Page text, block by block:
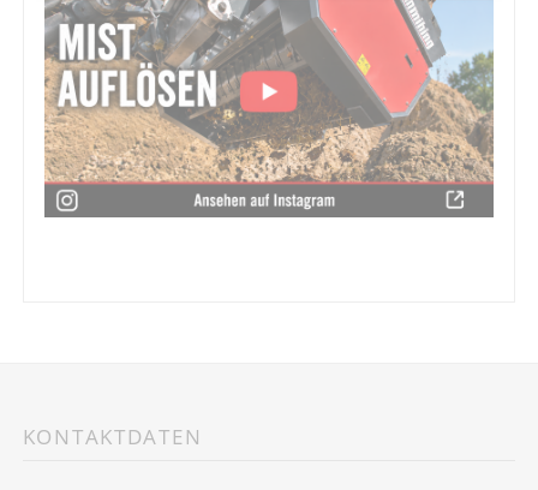
KONTAKTDATEN